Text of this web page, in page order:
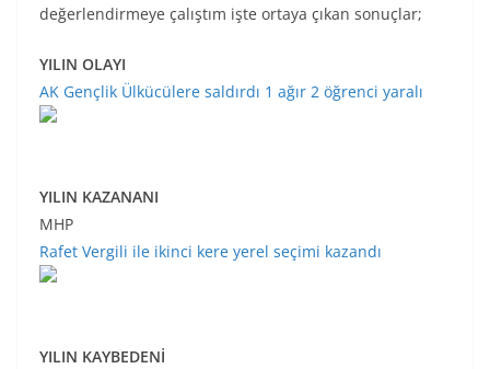
değerlendirmeye çalıştım işte ortaya çıkan sonuçlar;
YILIN OLAYI
AK Gençlik Ülkücülere saldırdı 1 ağır 2 öğrenci yaralı
YILIN KAZANANI
MHP
Rafet Vergili ile ikinci kere yerel seçimi kazandı
YILIN KAYBEDENİ